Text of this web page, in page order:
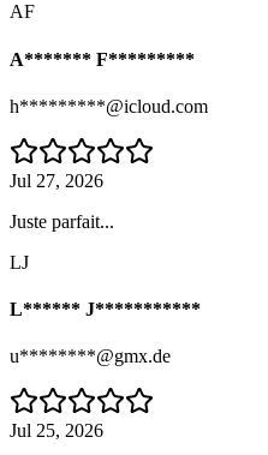
AF
A******* F*********
h*********@icloud.com
Jul 27, 2026
Juste parfait...
LJ
L****** J***********
u********@gmx.de
Jul 25, 2026